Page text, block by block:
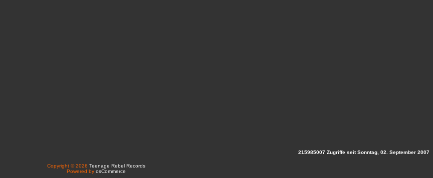
215985007 Zugriffe seit Sonntag, 02. September 2007
Copyright © 2026 Teenage Rebel Records
Powered by osCommerce